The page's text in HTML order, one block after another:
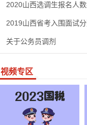
2020山西选调生报名人
2019山西省考入围面试
关于公务员调剂
视频专区